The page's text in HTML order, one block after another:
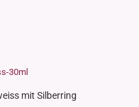
mit Silberring